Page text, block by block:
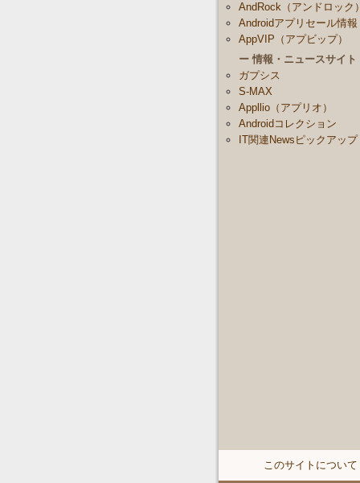
AndRock（アンドロック
Androidアプリセール情報
AppVIP（アプビップ）
ー 情報・ニュースサイト
ガプシス
S-MAX
Appllio（アプリオ）
Androidコレクション
IT関連Newsピックアップ
このサイトについて